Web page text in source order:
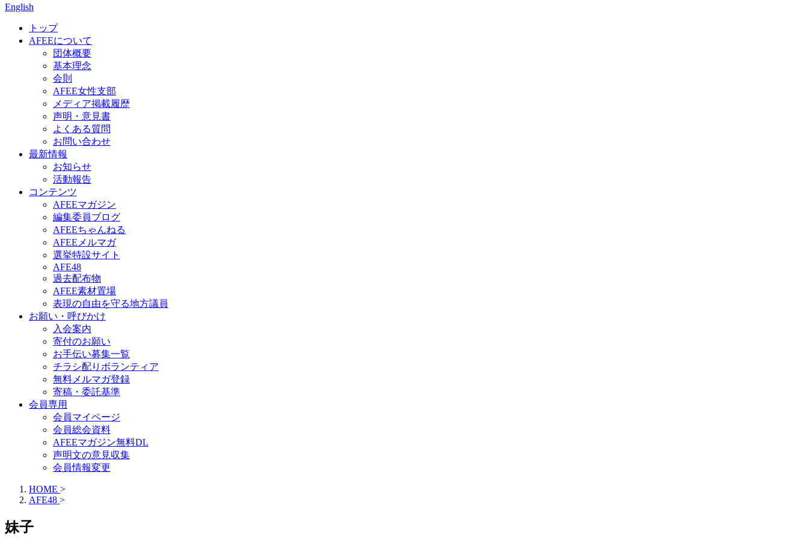
English
トップ
AFEEについて
団体概要
基本理念
会則
AFEE女性支部
メディア掲載履歴
声明・意見書
よくある質問
お問い合わせ
最新情報
お知らせ
活動報告
コンテンツ
AFEEマガジン
編集委員ブログ
AFEEちゃんねる
AFEEメルマガ
選挙特設サイト
AFE48
過去配布物
AFEE素材置場
表現の自由を守る地方議員
お願い・呼びかけ
入会案内
寄付のお願い
お手伝い募集一覧
チラシ配りボランティア
無料メルマガ登録
寄稿・委託基準
会員専用
会員マイページ
会員総会資料
AFEEマガジン無料DL
声明文の意見収集
会員情報変更
HOME >
AFE48 >
妹子